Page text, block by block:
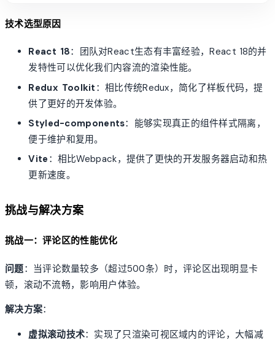
技术选型原因
React 18：团队对React生态有丰富经验，React 18的并
发特性可以优化我们内容流的渲染性能。
Redux Toolkit ：相比传统Redux，简化了样板代码，提
供了更好的开发体验。
Styled-components：能够实现真正的组件样式隔离，
便于维护和复用。
Vite ：相比Webpack，提供了更快的开发服务器启动和热
更新速度。
挑战与解决方案
挑战一：评论区的性能优化
问题：当评论数量较多（超过500条）时，评论区出现明显卡
顿，滚动不流畅，影响用户体验。
解决方案：
虚拟滚动技术：实现了只渲染可视区域内的评论，大幅减